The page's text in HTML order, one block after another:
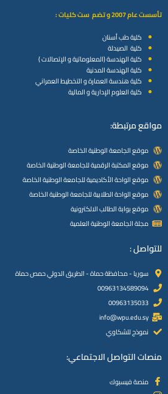
تأسست عام 2007 و تضم ست كليات :
كلية طب أسنان
كلية الصيدلة
كلية الهندسة (المعلوماتية و الإتصالات )
كلية الهندسة المدنية
كلية هندسة العمارة و التخطيط العمراني
كلية العلوم الإدارية و المالية
مواقع مرتبطة:
موقع الجامعة الوطنية الخاصة
موقع المكتبة الرقمية للجامعة الوطنية الخاصة
موقع الواحة الأكاديمية للجامعة الوطنية الخاصة
موقع الواحة الطلابية للجامعة الوطنية الخاصة
موقع بوابة الطالب الالكترونية
مجلة الجامعة الوطنية العلمية
للتواصل :
سوريا - محافظة حماة - الطريق الدولي حمص حماة
00963134589094
00963135033
info@wpu.edu.sy
نموذج للشكاوي
منصات التواصل الاجتماعي:
منصة فيسبوك